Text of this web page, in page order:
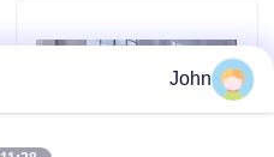
حالات
خط التحكم الهيدروليكي
John